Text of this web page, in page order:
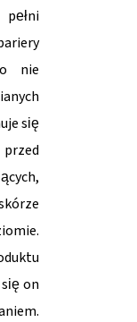
nie
się
on